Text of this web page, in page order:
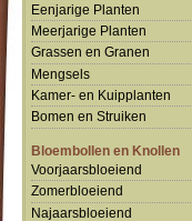
Eenjarige Planten
Meerjarige Planten
Grassen en Granen
Mengsels
Kamer- en Kuipplanten
Bomen en Struiken
Bloembollen en Knollen
Voorjaarsbloeiend
Zomerbloeiend
Najaarsbloeiend